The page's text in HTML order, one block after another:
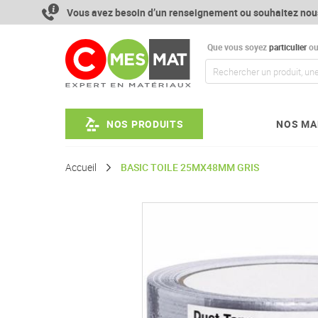
contenu
Vous avez besoin d’un renseignement ou souhaitez
Que vous soyezparticulierou
NOS PRODUITS NOS
Accueil BASIC TOILE 25MX48MM GRIS